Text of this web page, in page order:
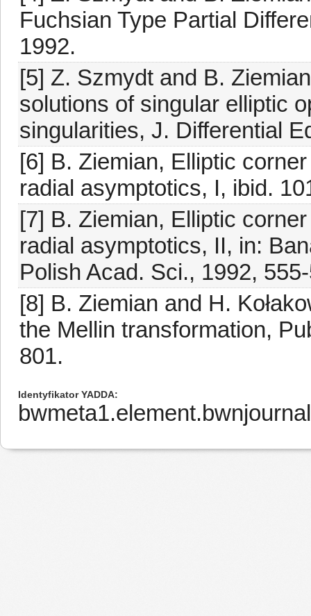
Fuchsian Type Partial
1992.
[5] Z. Szmydt and B.
solutions of singular elliptic
singularities, J. Differential
[6] B. Ziemian, Elliptic
radial asymptotics, I, ibid.
[7] B. Ziemian, Elliptic
radial asymptotics, II, in:
Polish Acad. Sci., 1992,
[8] B. Ziemian and H.
the Mellin transformation,
801.
Identyfikator YADDA